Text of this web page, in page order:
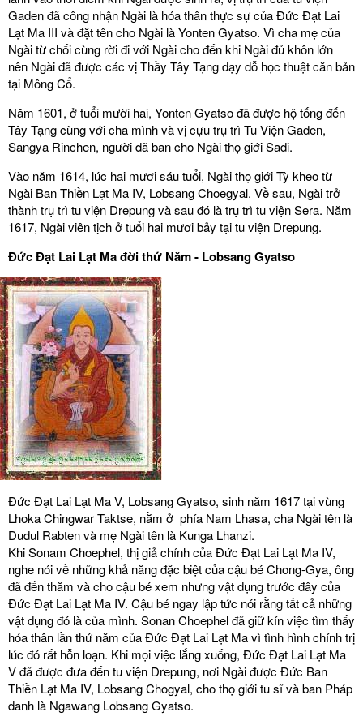
Gaden đã công nhận Ngài là hóa thân thực sự của Đức Đạt Lai
Lạt Ma III và đặt tên cho Ngài là Yonten Gyatso. Vì cha mẹ của
Ngài từ chối cùng rời đi với Ngài cho đến khi Ngài đủ khôn lớn
nên Ngài đã được các vị Thầy Tây Tạng dạy dỗ học thuật căn bản
tại Mông Cổ.
Năm 1601, ở tuổi mười hai, Yonten Gyatso đã được hộ tống đến
Tây Tạng cùng với cha mình và vị cựu trụ trì Tu Viện Gaden,
Sangya Rinchen, người đã ban cho Ngài thọ giới Sadi.
Vào năm 1614, lúc hai mươi sáu tuổi, Ngài thọ giới Tỳ kheo từ
Ngài Ban Thiền Lạt Ma IV, Lobsang Choegyal. Về sau, Ngài trở
thành trụ trì tu viện Drepung và sau đó là trụ trì tu viện Sera. Năm
1617, Ngài viên tịch ở tuổi hai mươi bảy tại tu viện Drepung.
Đức Đạt Lai Lạt Ma đời thứ Năm - Lobsang Gyatso
Đức Đạt Lai Lạt Ma V, Lobsang Gyatso, sinh năm 1617 tại vùng
Lhoka Chingwar Taktse, nằm ở phía Nam Lhasa, cha Ngài tên là
Dudul Rabten và mẹ Ngài tên là Kunga Lhanzi.
Khi Sonam Choephel, thị giả chính của Đức Đạt Lai Lạt Ma IV,
nghe nói về những khả năng đặc biệt của cậu bé Chong-Gya, ông
đã đến thăm và cho cậu bé xem nhưng vật dụng trước đây của
Đức Đạt Lai Lạt Ma IV. Cậu bé ngay lập tức nói rằng tất cả những
vật dụng đó là của mình. Sonan Choephel đã giữ kín việc tìm thấy
hóa thân lần thứ năm của Đức Đạt Lai Lạt Ma vì tình hình chính trị
lúc đó rất hỗn loạn. Khi mọi việc lắng xuống, Đức Đạt Lai Lạt Ma
V đã được đưa đến tu viện Drepung, nơi Ngài được Đức Ban
Thiền Lạt Ma IV, Lobsang Chogyal, cho thọ giới tu sĩ và ban Pháp
danh là Ngawang Lobsang Gyatso.